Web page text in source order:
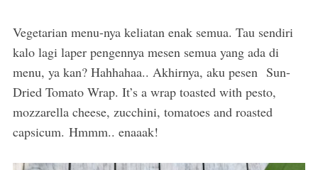
Vegetarian menu-nya keliatan enak semua. Tau sendiri
kalo lagi laper pengennya mesen semua yang ada di
menu, ya kan? Hahhahaa.. Akhirnya, aku pesen Sun-
Dried Tomato Wrap. It’s a wrap toasted with pesto,
mozzarella cheese, zucchini, tomatoes and roasted
capsicum. Hmmm.. enaaak!